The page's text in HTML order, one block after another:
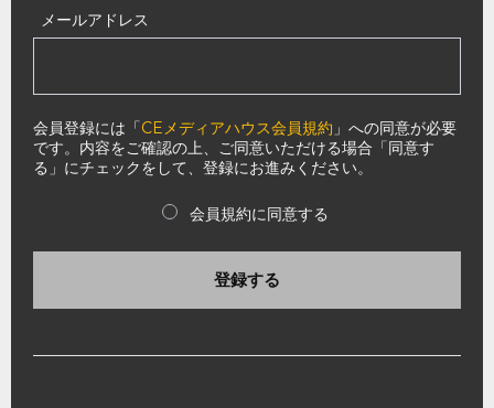
メールアドレス
会員登録には「CEメディアハウス会員規約 」への同意が必要
です。内容をご確認の上、ご同意いただける場合「同意す
る」にチェックをして、登録にお進みください。
会員規約に同意する
登録する